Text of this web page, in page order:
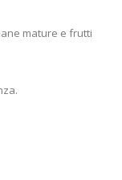
mature e frutti